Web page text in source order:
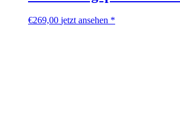
€269,00 jetzt ansehen *